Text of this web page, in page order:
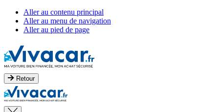
Aller au contenu principal
Aller au menu de navigation
Aller au pied de page
Retour